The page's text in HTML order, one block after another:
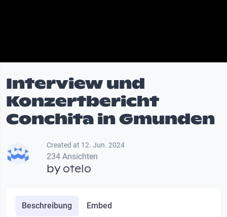
Interview und
Konzertbericht
Conchita in Gmunden
Created at 12. Jun. 2024
234 Ansichten
byotelo
Beschreibung Embed